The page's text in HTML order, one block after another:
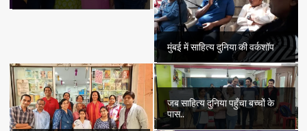
मुंबई में साहित्य दुनिया की वर्कशॉप
जब साहित्य दुनिया पहुँचा बच्चों के
पास..